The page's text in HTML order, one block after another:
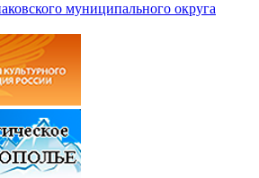
муниципального округа